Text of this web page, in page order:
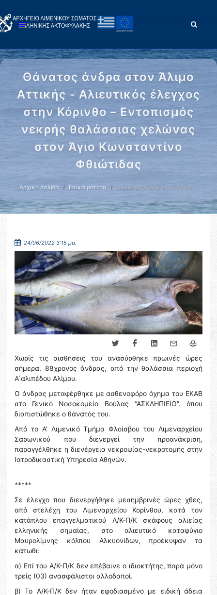
Θάνατος άνδρα στον Άλιμο
Αττικής - Αλιευτικός έλεγχος
στην Κόρινθο – Εντοπισμός
νεκρής θαλάσσιας χελώνας
στον Άγιο Κωνσταντίνο
Φθιώτιδας
Αρχική σελίδα Επικαιρότητα Θάνατος άνδρα στον Άλιμο …
24/06/2022 3:15 μμ.
Χωρίς τις αισθήσεις του ανασύρθηκε πρωινές ώρες
σήμερα, 88χρονος άνδρας, από την θαλάσσια περιοχή
Α΄αλιπέδου Αλίμου.
Ο άνδρας μεταφέρθηκε με ασθενοφόρο όχημα του ΕΚΑΒ
στο Γενικό Νοσοκομείο Βούλας “ΑΣΚΛΗΠΙΕΙΟ”. όπου
διαπιστώθηκε ο θάνατός του.
Από το Α' Λιμενικό Τμήμα Φλοίσβου του Λιμεναρχείου
Σαρωνικού που διενεργεί την προανάκριση,
παραγγέλθηκε η διενέργεια νεκροψίας-νεκροτομής στην
Ιατροδικαστική Υπηρεσία Αθηνών.
*****
Σε έλεγχο που διενεργήθηκε μεσημβρινές ώρες χθες,
από στελέχη του Λιμεναρχείου Κορίνθου, κατά τον
κατάπλου επαγγελματικού Α/Κ-Π/Κ σκάφους αλιείας
ελληνικής σημαίας, στο αλιευτικό καταφύγιο
Μαυρολίμνης κόλπου Αλκυονίδων, προέκυψαν τα
κάτωθι:
α) Επί του Α/Κ-Π/Κ δεν επέβαινε ο ιδιοκτήτης, παρά μόνο
τρείς (03) ανασφάλιστοι αλλοδαποί.
β) Το Α/Κ-Π/Κ δεν ήταν εφοδιασμένο με ειδική άδεια